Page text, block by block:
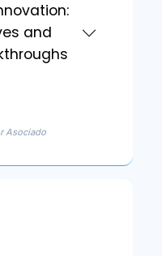
and
Asociado